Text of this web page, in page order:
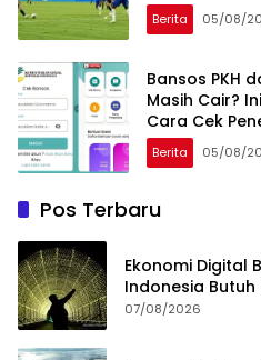
Berita 05/08/
Bansos PKH
Masih Cair?
Cara Cek
Berita 05/08/
Pos Terbaru
Ekonomi Digital
Indonesia
07/08/2026